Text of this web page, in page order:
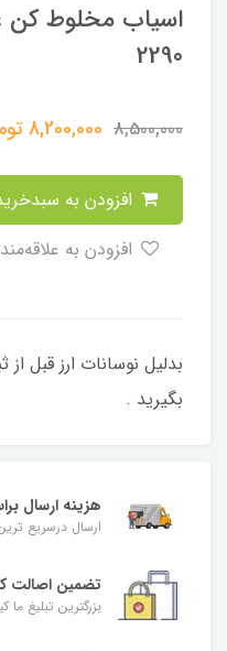
2290
8,500,000
8,200,000
بدلیل نوسانات ارز قبل
بگیرید .
هزینه ارسال
ارسال درسریع
تضمین اصالت
بزرگترین تبلیغ